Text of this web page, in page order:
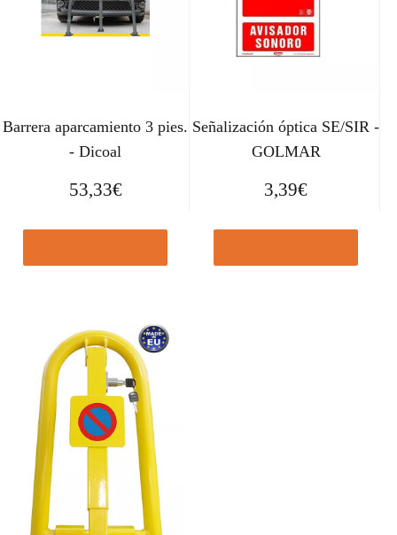
Barrera aparcamiento 3 pies.
- Dicoal
53,33€
Señalización óptica SE/SIR -
GOLMAR
3,39€